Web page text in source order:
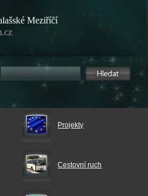
Meziříčí
Projekty
Cestovní ruch